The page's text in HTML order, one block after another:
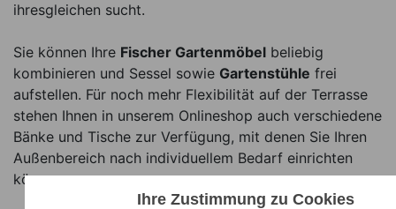
ihresgleichen sucht.
Sie können Ihre Fischer Gartenmöbel beliebig
kombinieren und Sessel sowie Gartenstühle frei
aufstellen. Für noch mehr Flexibilität auf der Terrasse
stehen Ihnen in unserem Onlineshop auch verschiedene
Bänke und Tische zur Verfügung, mit denen Sie Ihren
Außenbereich nach individuellem Bedarf einrichten
können.
Ihre Zustimmung zu Cookies